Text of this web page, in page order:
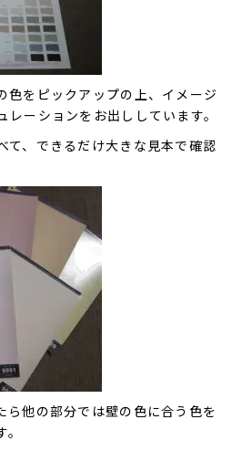
色をピックアップの上、イメージ
ーションをお出ししています。
て、できるだけ大きな見本で確認
ら他の部分では壁の色に合う色を